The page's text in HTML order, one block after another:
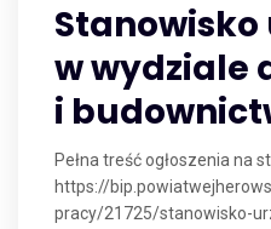
Stanowisko
w wydziale
i
Pełna treść ogłoszenia na
https://
pracy/21725/stanowisko-